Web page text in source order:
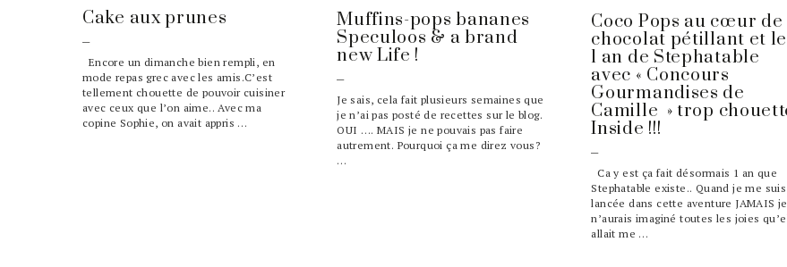
Cake aux prunes
Encore un dimanche bien rempli, en
mode repas grec avec les amis.C’est
tellement chouette de pouvoir cuisiner
avec ceux que l’on aime.. Avec ma
copine Sophie, on avait appris …
Muffins-pops bananes
Speculoos & a brand
new Life !
Je sais, cela fait plusieurs semaines que
je n’ai pas posté de recettes sur le blog.
OUI …. MAIS je ne pouvais pas faire
autrement. Pourquoi ça me direz vous?
…
Coco Pops au cœur de
chocolat pétillant et
1 an de Stephatable
avec « Concours
Gourmandises de
Camille » trop
Inside !!!
Ca y est ça fait désormais 1 an que
Stephatable existe.. Quand je me suis
lancée dans cette aventure JAMAIS je
n’aurais imaginé toutes les joies
allait me …